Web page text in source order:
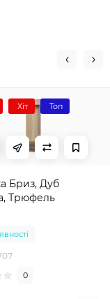
Хіт Топ
Бриз, Дуб
Трюфель
0